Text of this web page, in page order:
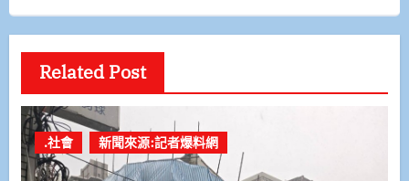
Related Post
.社會 新聞來源:記者爆料網